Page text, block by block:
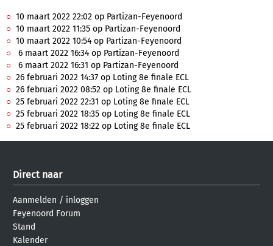
10 maart 2022 22:02 op Partizan-Feyenoord
10 maart 2022 11:35 op Partizan-Feyenoord
10 maart 2022 10:54 op Partizan-Feyenoord
6 maart 2022 16:34 op Partizan-Feyenoord
6 maart 2022 16:31 op Partizan-Feyenoord
26 februari 2022 14:37 op Loting 8e finale ECL
26 februari 2022 08:52 op Loting 8e finale ECL
25 februari 2022 22:31 op Loting 8e finale ECL
25 februari 2022 18:35 op Loting 8e finale ECL
25 februari 2022 18:22 op Loting 8e finale ECL
Direct naar
Aanmelden / inloggen
Feyenoord Forum
Stand
Kalender